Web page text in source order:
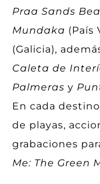
Praa Sands
Mundaka (País
(Galicia),
Caleta de
Palmeras y
En cada
de playas,
grabaciones
Me: The Green